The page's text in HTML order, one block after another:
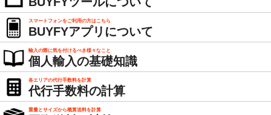
スマートフォンをご利用の方はこちら
BUYFYアプリについて
輸入の際に気を付けるべき様々なこと
個人輸入の基礎知識
各エリアの代行手数料を計算
代行手数料の計算
重量とサイズから概算送料を計算